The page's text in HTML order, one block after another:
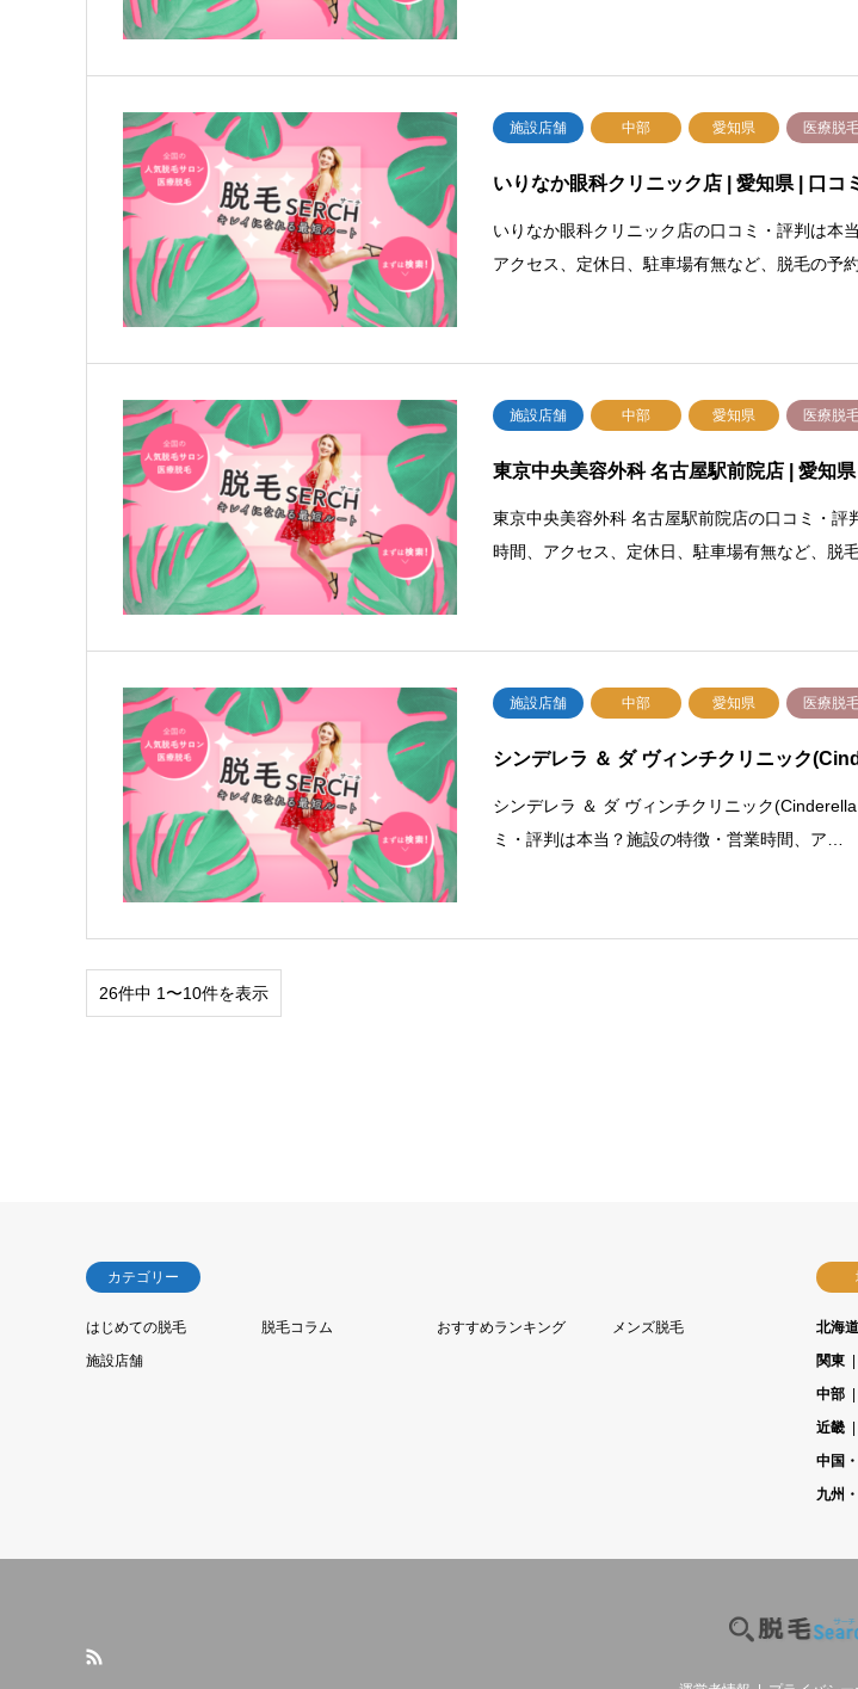
施設店舗 中部 愛知県 医療脱
いりなか眼科クリニック店 | 愛知県 | 口コ
いりなか眼科クリニック店の口コミ・評判は本
アクセス、定休日、駐車場有無など、脱毛の予
施設店舗 中部 愛知県 医療脱
東京中央美容外科 名古屋駅前院店 | 愛知
東京中央美容外科 名古屋駅前院店の口コミ・評
時間、アクセス、定休日、駐車場有無など、脱
施設店舗 中部 愛知県 医療脱
シンデレラ ＆ ダ ヴィンチクリニック
シンデレラ ＆ ダ ヴィンチクリニック
ミ・評判は本当？施設の特徴・営業時間、ア…
26件中 1〜10件を表示
カテゴリー
はじめての脱毛 脱毛コラム おすすめランキング
メンズ脱毛
施設店舗
北海
関東
中部
近畿
中国
九州